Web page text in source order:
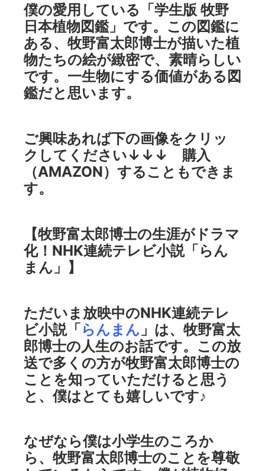
僕の愛用している「学生版 牧野
日本植物図鑑」です。この図鑑に
ある、牧野富太郎博士が描いた植
物たちの絵が緻密で、素晴らしい
です。一生物にする価値がある図
鑑だと思います。
ご興味あれば下の画像をクリッ
クしてください↓↓↓ 購入
（AMAZON）することもできま
す。
【牧野富太郎博士の生涯がドラマ
化！NHK連続テレビ小説「らん
まん」】
ただいま放映中のNHK連続テレ
ビ小説「らんまん 」は、牧野富太
郎博士の人生のお話です。この放
送で多くの方が牧野富太郎博士の
ことを知っていただけると思う
と、僕はとても嬉しいです♪
なぜなら僕は小学生のころか
ら、牧野富太郎博士のことを尊敬